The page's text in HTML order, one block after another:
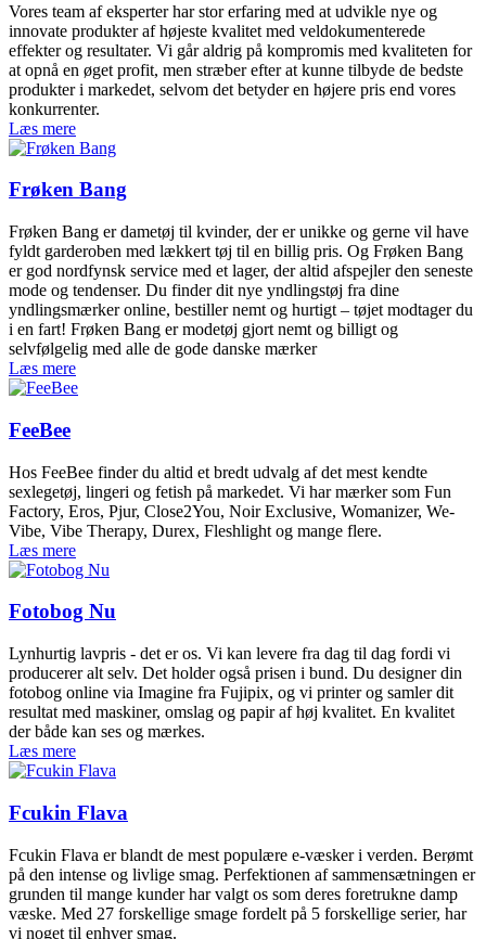
Vores team af eksperter har stor erfaring med at udvikle nye og
innovate produkter af højeste kvalitet med veldokumenterede
effekter og resultater. Vi går aldrig på kompromis med kvaliteten for
at opnå en øget profit, men stræber efter at kunne tilbyde de bedste
produkter i markedet, selvom det betyder en højere pris end vores
konkurrenter.
Læs mere
Frøken Bang
Frøken Bang er dametøj til kvinder, der er unikke og gerne vil have
fyldt garderoben med lækkert tøj til en billig pris. Og Frøken Bang
er god nordfynsk service med et lager, der altid afspejler den seneste
mode og tendenser. Du finder dit nye yndlingstøj fra dine
yndlingsmærker online, bestiller nemt og hurtigt – tøjet modtager du
i en fart! Frøken Bang er modetøj gjort nemt og billigt og
selvfølgelig med alle de gode danske mærker
Læs mere
FeeBee
Hos FeeBee finder du altid et bredt udvalg af det mest kendte
sexlegetøj, lingeri og fetish på markedet. Vi har mærker som Fun
Factory, Eros, Pjur, Close2You, Noir Exclusive, Womanizer, We-
Vibe, Vibe Therapy, Durex, Fleshlight og mange flere.
Læs mere
Fotobog Nu
Lynhurtig lavpris - det er os. Vi kan levere fra dag til dag fordi vi
producerer alt selv. Det holder også prisen i bund. Du designer din
fotobog online via Imagine fra Fujipix, og vi printer og samler dit
resultat med maskiner, omslag og papir af høj kvalitet. En kvalitet
der både kan ses og mærkes.
Læs mere
Fcukin Flava
Fcukin Flava er blandt de mest populære e-væsker i verden. Berømt
på den intense og livlige smag. Perfektionen af sammensætningen er
grunden til mange kunder har valgt os som deres foretrukne damp
væske. Med 27 forskellige smage fordelt på 5 forskellige serier, har
vi noget til enhver smag.